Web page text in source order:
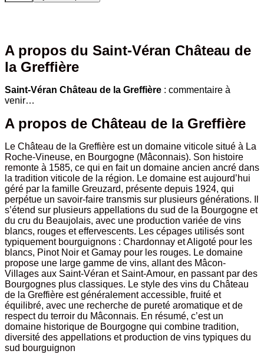
de
de
la
Greffière
A propos du Saint-Véran Château de
la Greffière
Saint-Véran Château de la Greffière : commentaire à
venir…
A propos de Château de la Greffière
Le Château de la Greffière est un domaine viticole situé à La
Roche-Vineuse, en Bourgogne (Mâconnais). Son histoire
remonte à 1585, ce qui en fait un domaine ancien ancré dans
la tradition viticole de la région. Le domaine est aujourd’hui
géré par la famille Greuzard, présente depuis 1924, qui
perpétue un savoir-faire transmis sur plusieurs générations. Il
s’étend sur plusieurs appellations du sud de la Bourgogne et
du cru du Beaujolais, avec une production variée de vins
blancs, rouges et effervescents. Les cépages utilisés sont
typiquement bourguignons : Chardonnay et Aligoté pour les
blancs, Pinot Noir et Gamay pour les rouges. Le domaine
propose une large gamme de vins, allant des Mâcon-
Villages aux Saint-Véran et Saint-Amour, en passant par des
Bourgognes plus classiques. Le style des vins du Château
de la Greffière est généralement accessible, fruité et
équilibré, avec une recherche de pureté aromatique et de
respect du terroir du Mâconnais. En résumé, c’est un
domaine historique de Bourgogne qui combine tradition,
diversité des appellations et production de vins typiques du
sud bourguignon